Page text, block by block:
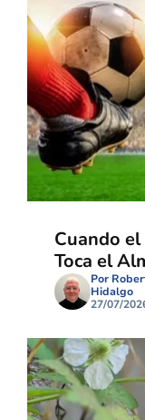
Cuando
Toca el
Por
Hidalgo
27/07/